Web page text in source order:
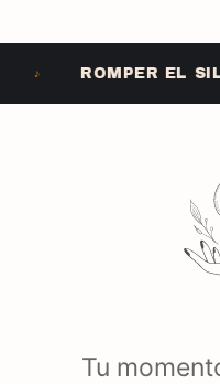
ROMPER EL
Tu